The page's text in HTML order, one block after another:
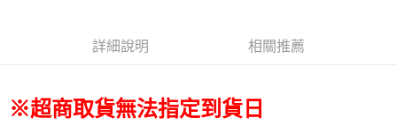
宅配(新竹/郵局)無法指定到貨時段
詳細說明 相關推薦
※超商取貨無法指定到貨日